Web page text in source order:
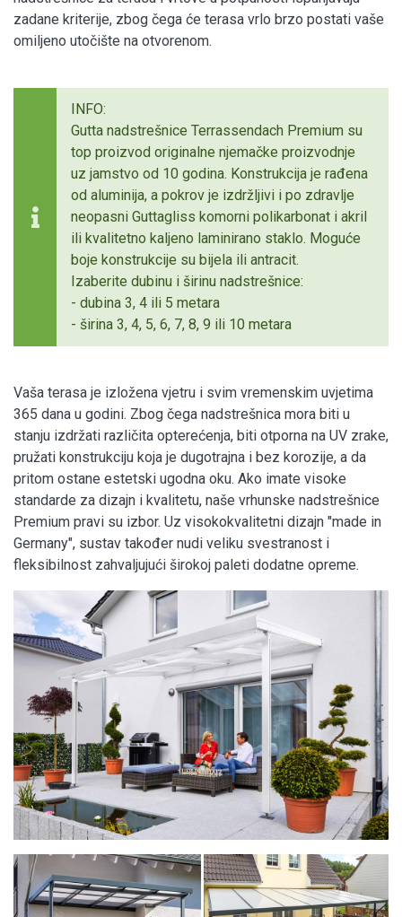
zadane kriterije, zbog čega će terasa vrlo brzo postati vaše
omiljeno utočište na otvorenom.
INFO:
Gutta nadstrešnice Terrassendach Premium su
top proizvod originalne njemačke proizvodnje
uz jamstvo od 10 godina. Konstrukcija je rađena
od aluminija, a pokrov je izdržljivi i po zdravlje
neopasni Guttagliss komorni polikarbonat i akril
ili kvalitetno kaljeno laminirano staklo. Moguće
boje konstrukcije su bijela ili antracit.
Izaberite dubinu i širinu nadstrešnice:
- dubina 3, 4 ili 5 metara
- širina 3, 4, 5, 6, 7, 8, 9 ili 10 metara
Vaša terasa je izložena vjetru i svim vremenskim uvjetima
365 dana u godini. Zbog čega nadstrešnica mora biti u
stanju izdržati različita opterećenja, biti otporna na UV zrake,
pružati konstrukciju koja je dugotrajna i bez korozije, a da
pritom ostane estetski ugodna oku. Ako imate visoke
standarde za dizajn i kvalitetu, naše vrhunske nadstrešnice
Premium pravi su izbor. Uz visokokvalitetni dizajn "made in
Germany", sustav također nudi veliku svestranost i
fleksibilnost zahvaljujući širokoj paleti dodatne opreme.